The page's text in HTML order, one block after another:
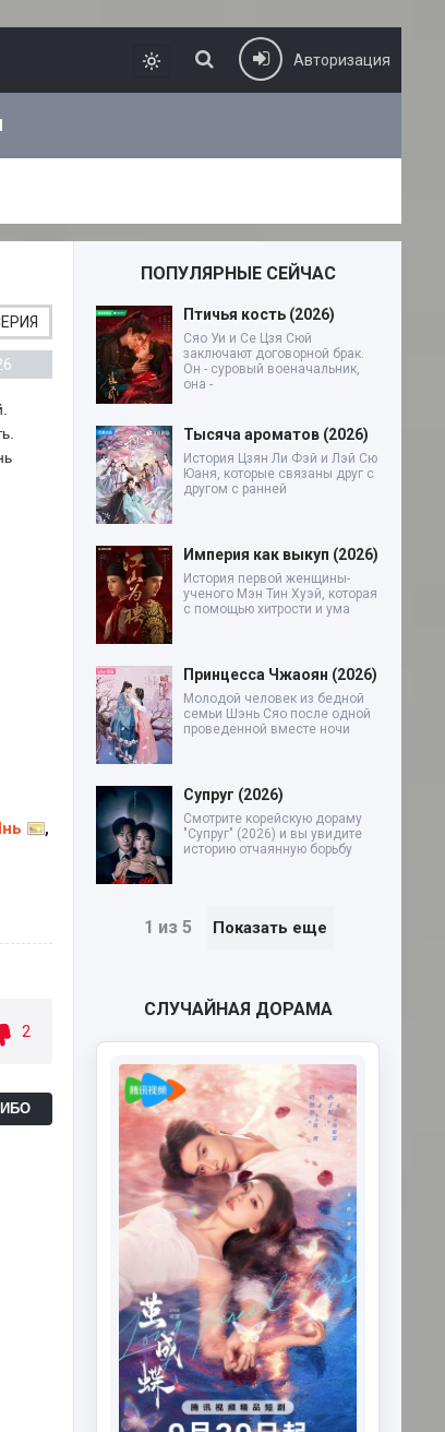
Авторизация
,
2
ПОПУЛЯРНЫЕ СЕЙЧАС
Птичья кость (2026)
Сяо Уи и Се Цзя Сюй
заключают договорной брак.
Он - суровый военачальник,
она -
Тысяча ароматов (2026)
История Цзян Ли Фэй и Лэй Сю
Юаня, которые связаны друг с
другом с ранней
Империя как выкуп (2026)
История первой женщины-
ученого Мэн Тин Хуэй, которая
с помощью хитрости и ума
Принцесса Чжаоян (2026)
Молодой человек из бедной
семьи Шэнь Сяо после одной
проведенной вместе ночи
Супруг (2026)
Смотрите корейскую дораму
"Супруг" (2026) и вы увидите
историю отчаянную борьбу
1 из 5 Показать еще
СЛУЧАЙНАЯ ДОРАМА